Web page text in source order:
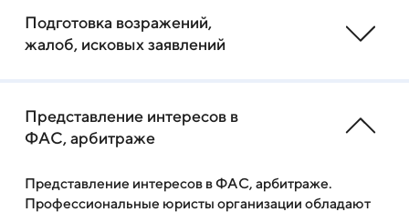
Подготовка возражений,
жалоб, исковых заявлений
Представление интересов в
ФАС, арбитраже
Представление интересов в ФАС, арбитраже.
Профессиональные юристы организации обладают